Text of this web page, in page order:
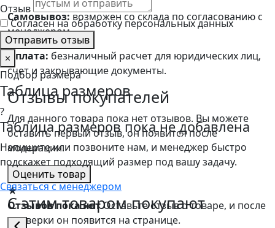
Самовывоз:возможен со склада по согласованию с
менеджером.
Оплата: безналичный расчет для юридических лиц,
счет и закрывающие документы.
Отзывы покупателей
Для данного товара пока нет отзывов. Вы можете
оставить первый отзыв, он появится после
модерации.
Оценить товар
★
Отзывов пока нетОставьте отзыв о товаре, и после
проверки он появится на странице.
Отзыв
Согласен на обработку персональных данных
Отправить отзыв
×
Подбор размера
Таблица размеров
?
Таблица размеров пока не добавлена
Напишите или позвоните нам, и менеджер быстро
подскажет подходящий размер под вашу задачу.
Связаться с менеджером
С этим товаром покупают